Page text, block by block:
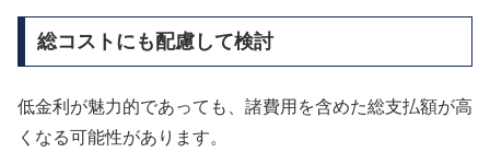
総コストにも配慮して検討
低金利が魅力的であっても、諸費用を含めた総支払額が高
くなる可能性があります。